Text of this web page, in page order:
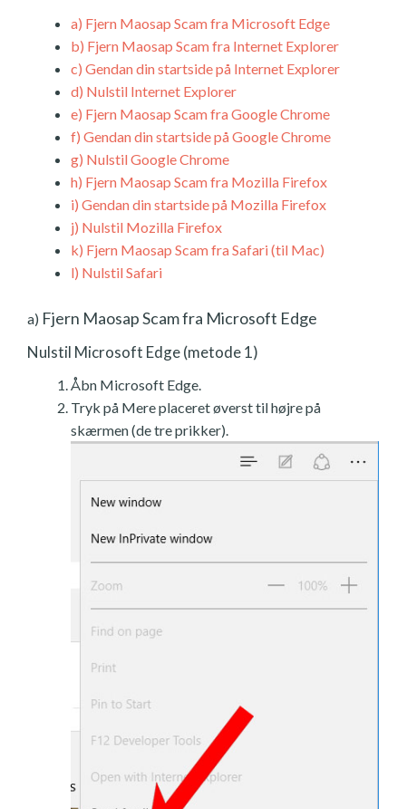
a) Fjern Maosap Scam fra Microsoft Edge
b) Fjern Maosap Scam fra Internet Explorer
c) Gendan din startside på Internet Explorer
d) Nulstil Internet Explorer
e) Fjern Maosap Scam fra Google Chrome
f) Gendan din startside på Google Chrome
g) Nulstil Google Chrome
h) Fjern Maosap Scam fra Mozilla Firefox
i) Gendan din startside på Mozilla Firefox
j) Nulstil Mozilla Firefox
k) Fjern Maosap Scam fra Safari (til Mac)
l) Nulstil Safari
a) Fjern Maosap Scam fra Microsoft Edge
Nulstil Microsoft Edge (metode 1)
Åbn Microsoft Edge.
Tryk på Mere placeret øverst til højre på
skærmen (de tre prikker).